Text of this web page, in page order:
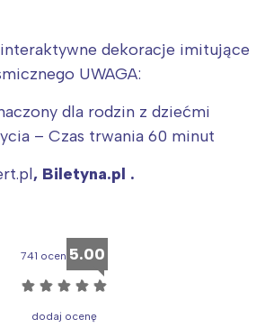
dekoracje imitujące
UWAGA:
dla rodzin z dziećmi
– Czas trwania 60 minut
, Biletyna.pl .
741 ocen 5.00
☆ ☆ ☆ ☆ ☆
dodaj ocenę